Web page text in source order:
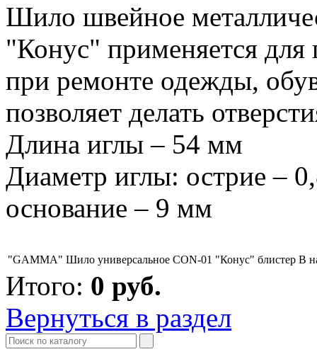
Шило швейное
"Конус" применяется для
при ремонте одежды,
позволяет делать
Длина иглы – 54 мм
Диаметр иглы: острие –
основание – 9 мм
"GAMMA" Шило универсальное CON-01 "Конус" блистер В
Итого: 0 руб.
Вернуться в раздел